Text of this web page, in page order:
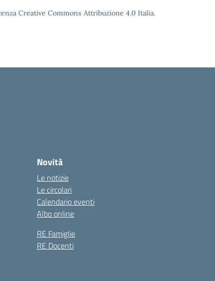
Creative Commons Attribuzione 4.0 Italia.
Novità
Le notizie
Le circolari
Calendario eventi
Albo online
RE Famiglie
RE Docenti